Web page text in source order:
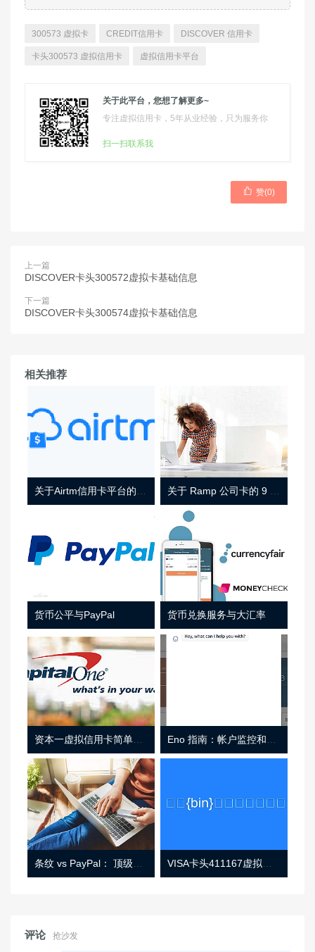
300573 虚拟卡 CREDIT信用卡 DISCOVER 信用卡
卡头300573 虚拟信用卡 虚拟信用卡平台
关于此平台，您想了解更多~
专注虚拟信用卡，5年从业经验，只为服务你
扫一扫联系我
 赞(0)
上一篇
DISCOVER卡头300572虚拟卡基础信息
下一篇
DISCOVER卡头300574虚拟卡基础信息
相关推荐
货币公平与PayPal 货币兑换服务与大汇率
资本一虚拟信用卡简单介绍
条纹 vs PayPal： 顶级功能， 定价 （和更多！ VISA卡头411167虚拟卡基础信息
评论 抢沙发